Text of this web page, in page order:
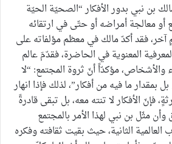
بن نبي بدور الأفكار “الصحيّة الحيّة
أو معالجة أمراضه أو حتّى في ارتقائه
فقد أكدّ مالك في معظم مؤلفاته على
المعنوية في الحاضرة، فقدّمَ عالم
والأشخاص، مؤكدّاً أنّ ثروة المجتمع: “لا
بمقدار ما فيه من أفكار”، لذلك فإذا انهار
فإنّ الأفكار لا تنته معه، بل تبقى قادرةً
مثّل بن نبي لهذا الأمر بالمجتمع
العالمية الثانية، حيث بقيت ثقافته وفكره